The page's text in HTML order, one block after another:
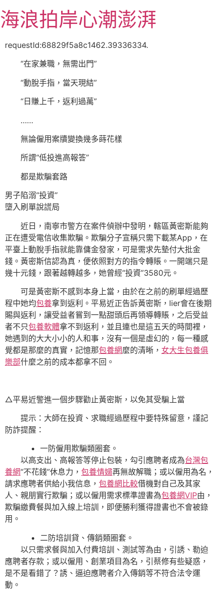
至
主海浪拍岸心潮澎湃
requestId:68829f5a8c1462.39336334.
“在家兼職，無需出門”
“動脫手指，當天現結”
“日賺上千，返利過萬”
……
無論僱用案牘變換幾多蒔花樣
所謂“低投進高報答”
都是欺騙套路
男子陷溺“投資”
墮入刷單說謊局
近日，南寧市警方在案件偵辦中發明，轄區黃密斯能夠
正在遭受電信收集欺騙。欺騙分子宣稱只需下載某App，在
平臺上動脫手指就能靠傭金發家，可是需求先墊付大批金
錢。黃密斯信認為真，便依照對方的指令轉賬。一開端只是
幾十元錢，跟著越轉越多，她曾經“投資”3580元。
可是黃密斯不感到本身上當，由於在之前的刷單經過歷
程中她均包養拿到返利。平易近正告訴黃密斯，lier會在後期
賜與返利，讓受益者嘗到一點甜頭后再領導轉賬，之后受益
者不只包養軟體拿不到返利，並且連也是這五天的時間裡，
她遇到的大大小小的人和事，沒有一個是虛幻的，每一種感
覺都是那麼的真實，記憶那包養網麼的清晰， 女大生包養俱
樂部什麼之前的成本都拿不回。
△平易近警進一個步驟勸止黃密斯，以免其受騙上當
提示：大師在投資、求職經過歷程中要特殊留意，謹記
防詐提醒：
一防僱用欺騙類圈套。
以高支出、高報答等停止包裝，勾引應聘者成為台灣包
養網“不花錢”休息力， 包養情婦再無故解職；或以僱用為名，
請求應聘者供給小我信息， 包養網比較借機對自己及其家
人、親朋實行欺騙；或以僱用需求標準證書為包養網VIP由，
欺騙繳費餐與加入線上培訓，即便勝利獲得證書也不會被錄
用。
二防培訓貸、傳銷類圈套。
以只需求餐與加入付費培訓、測試等為由，引誘、勒迫
應聘者存款；或以僱用、創業項目為名，引蔡修有些疑惑，
是不是看錯了？誘、逼迫應聘者介入傳銷等不符合法令運
動。